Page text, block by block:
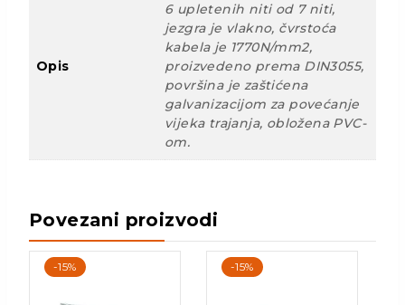
Opis
6 upletenih niti od 7 niti,
jezgra je vlakno, čvrstoća
kabela je 1770N/mm2,
proizvedeno prema DIN3055,
površina je zaštićena
galvanizacijom za povećanje
vijeka trajanja, obložena PVC-
om.
Povezani proizvodi
-15% -15%